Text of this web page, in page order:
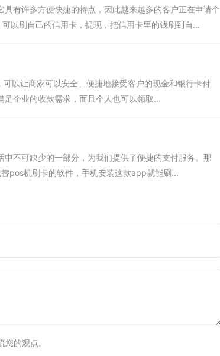
有许多方便快捷的特点，因此越来越多的客户正在申请个
以刷自己的信用卡，提现，把信用卡里的钱刷到自...
以让商家可以安全、便捷地接受客户的现金和银行卡付
企业的收款需求，而且个人也可以领取...
不可缺少的一部分，为我们提供了便捷的支付服务。那
pos机刷卡的软件，手机安装这款app就能刷...
的观点。